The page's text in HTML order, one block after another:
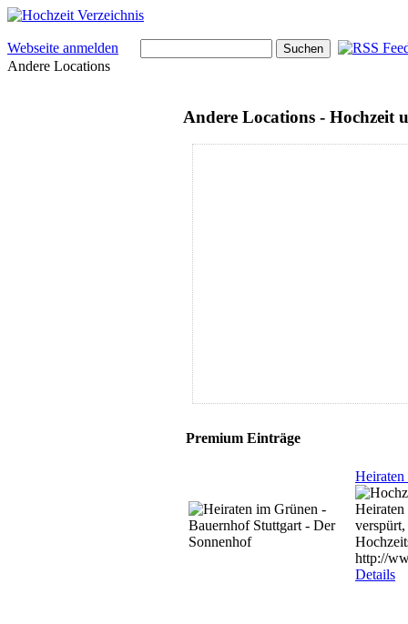
Webseite anmelden
Andere Locations
Andere Locations - Hochzeit
Premium Einträge
http://
Details